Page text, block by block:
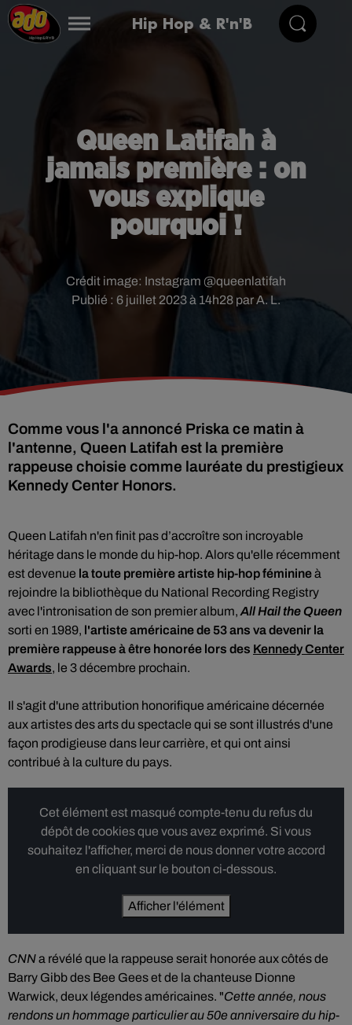
Hip Hop & R'n'B
Queen Latifah à
jamais première : on
vous explique
pourquoi !
Publié : 6 juillet 2023 à 14h28 par A. L.
Crédit image: Instagram @queenlatifah
Comme vous l'a annoncé Priska ce matin à
l'antenne, Queen Latifah est la première
rappeuse choisie comme lauréate du prestigieux
Kennedy Center Honors.
Queen Latifah n'en finit pas d’accroître son incroyable
héritage dans le monde du hip-hop. Alors qu'elle récemment
est devenue la toute première artiste hip-hop féminineà
rejoindre la bibliothèque du National Recording Registry
avec l'intronisation de son premier album, All Hail the Queen
sorti en 1989, l'artiste américaine de 53 ans va devenir la
première rappeuse à être honorée lors des Kennedy Center
Awards, le 3 décembre prochain.
Il s'agit d'une attribution honorifique américaine décernée
aux artistes des arts du spectacle qui se sont illustrés d'une
façon prodigieuse dans leur carrière, et qui ont ainsi
contribué à la culture du pays.
Cet élément est masqué compte-tenu du refus du
dépôt de cookies que vous avez exprimé. Si vous
souhaitez l'afficher, merci de nous donner votre accord
en cliquant sur le bouton ci-dessous.
Afficher l'élément
CNNa révélé que la rappeuse serait honorée aux côtés de
Barry Gibb des Bee Gees et de la chanteuse Dionne
Warwick, deux légendes américaines. "Cette année, nous
rendons un hommage particulier au 50e anniversaire du hip-